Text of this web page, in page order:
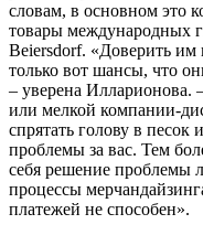
словам, в основном это
товары международных
Beiersdorf. «Доверить им
только вот шансы, что
– уверена Илларионова.
или мелкой компании-
спрятать голову в
проблемы за вас. Тем
себя решение проблемы
процессы
платежей не способен».